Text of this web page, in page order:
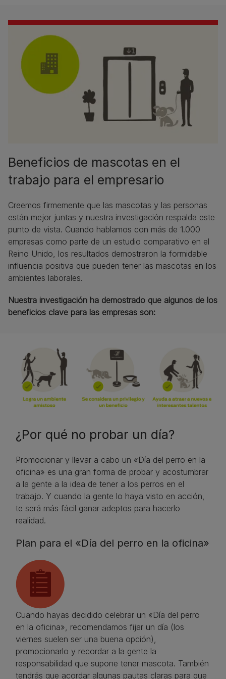
Beneficios de mascotas en el
trabajo para el empresario​
Creemos firmemente que las mascotas y las personas
están mejor juntas y nuestra investigación respalda este
punto de vista. Cuando hablamos con más de 1.000
empresas como parte de un estudio comparativo en el
Reino Unido, los resultados demostraron la formidable
influencia positiva que pueden tener las mascotas en los
ambientes laborales.​
Nuestra investigación ha demostrado que algunos de los
beneficios clave para las empresas son:​
¿Por qué no probar un día?​
Promocionar y llevar a cabo un «Día del perro en la
oficina» es una gran forma de probar y acostumbrar
a la gente a la idea de tener a los perros en el
trabajo. Y cuando la gente lo haya visto en acción,
te será más fácil ganar adeptos para hacerlo
realidad.
Plan para el «Día del perro en la oficina»​
Cuando hayas decidido celebrar un «Día del perro
en la oficina», recomendamos fijar un día (los
viernes suelen ser una buena opción),
promocionarlo y recordar a la gente la
responsabilidad que supone tener mascota. También
tendrás que acordar algunas pautas claras para que